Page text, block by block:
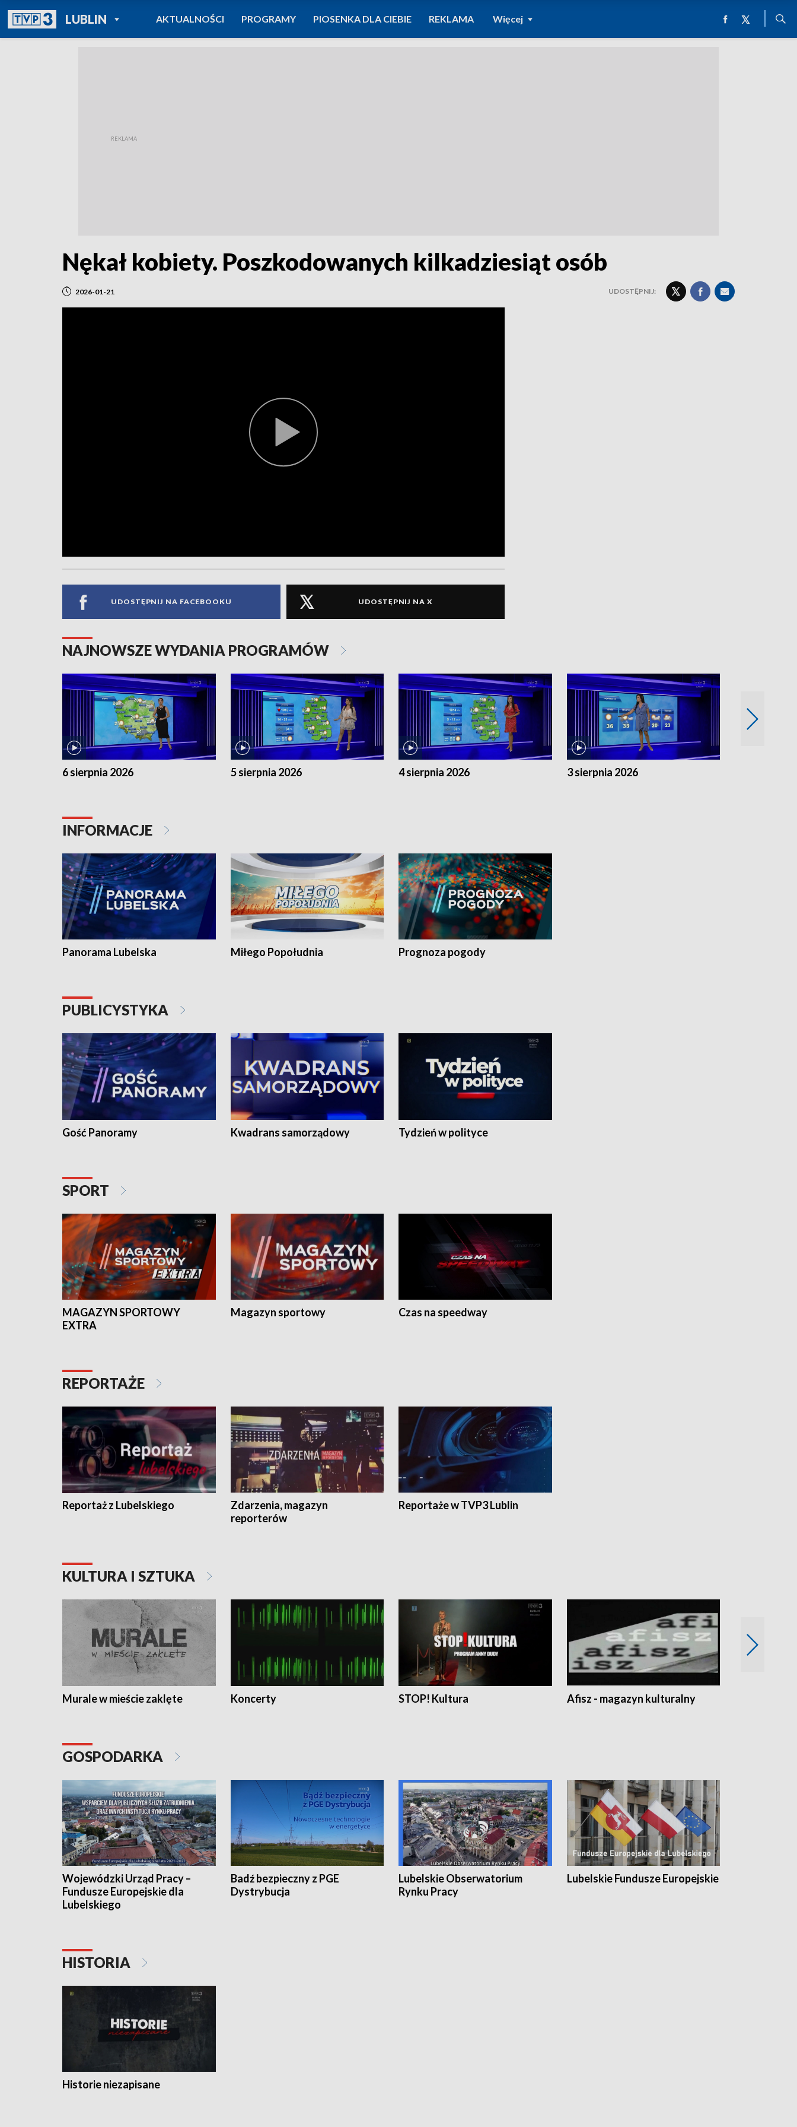
LUBLINPOWRÓT DO
TVP REGIONY
AKTUALNOŚCI PROGRAMY PIOSENKA DLA CIEBIE REKLAMA Więcej
Nękał kobiety. Poszkodowanych kilkadziesiąt osób
2026-01-21 UDOSTĘPNIJ:
UDOSTĘPNIJ NA FACEBOOKU UDOSTĘPNIJ NA X
NAJNOWSZE WYDANIA PROGRAMÓW
6 sierpnia 2026 5 sierpnia 2026 4 sierpnia 2026 3 sierpnia 2026
INFORMACJE
Panorama Lubelska Miłego Popołudnia Prognoza pogody
PUBLICYSTYKA
Gość Panoramy Kwadrans samorządowy Tydzień w polityce
SPORT
MAGAZYN SPORTOWY
EXTRA
Magazyn sportowy Czas na speedway
REPORTAŻE
Reportaż z Lubelskiego
Zdarzenia, magazyn
reporterów
Reportaże w TVP3 Lublin
KULTURA I SZTUKA
Murale w mieście zaklęte Koncerty STOP! Kultura Afisz - magazyn kulturalny
GOSPODARKA
Wojewódzki Urząd Pracy –
Fundusze Europejskie dla
Lubelskiego
Badź bezpieczny z PGE
Dystrybucja
Lubelskie Obserwatorium
Rynku Pracy
Lubelskie Fundusze Europejskie
HISTORIA
Historie niezapisane